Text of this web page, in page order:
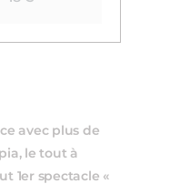
avec plus de
le tout à
1er spectacle «